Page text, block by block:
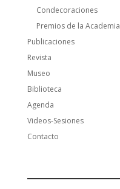
Condecoraciones
Premios de la Academia
Publicaciones
Revista
Museo
Biblioteca
Agenda
Videos-Sesiones
Contacto